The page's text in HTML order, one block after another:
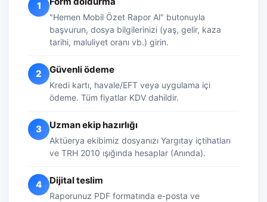
1
"Hemen Mobil Özet Rapor Al" butonuyla
başvurun, dosya bilgilerinizi (yaş, gelir, kaza
tarihi, maluliyet oranı vb.) girin.
2 Güvenli ödeme
Kredi kartı, havale/EFT veya uygulama içi
ödeme. Tüm fiyatlar KDV dahildir.
3 Uzman ekip hazırlığı
Aktüerya ekibimiz dosyanızı Yargıtay içtihatları
ve TRH 2010 ışığında hesaplar (Anında).
4 Dijital teslim
Raporunuz PDF formatında e-posta ve